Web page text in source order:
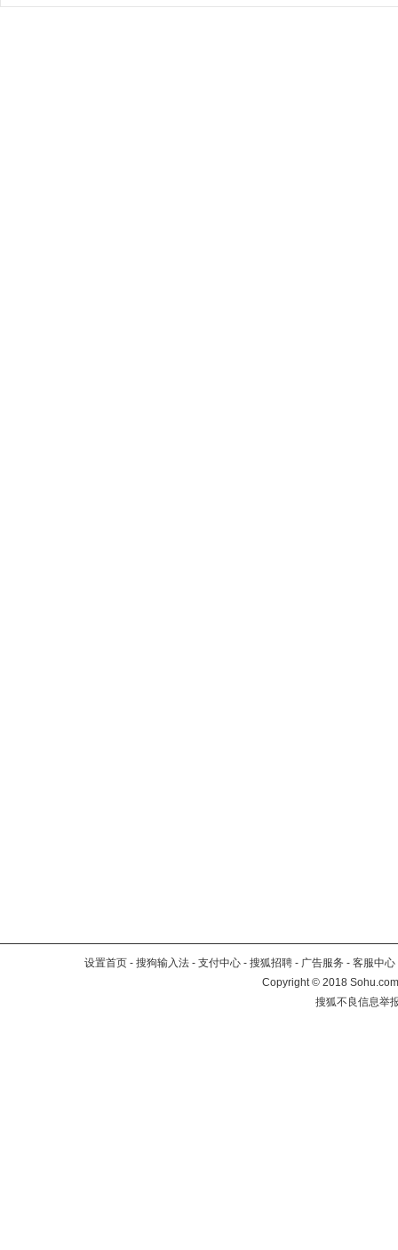
设置首页 - 搜狗输入法 - 支付中心 - 搜狐招聘 - 广告服务 - 客服中心
Copyright©2018
搜狐不良信息举